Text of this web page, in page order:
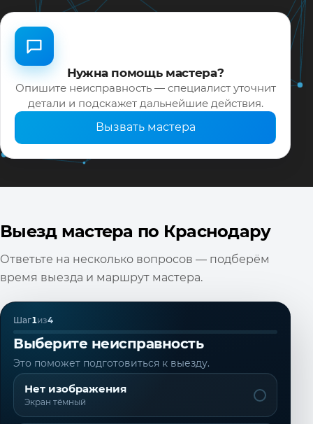
Нужна помощь мастера?
Опишите неисправность — специалист уточнит
детали и подскажет дальнейшие действия.
Вызвать мастера
Выезд мастера по Краснодару
Ответьте на несколько вопросов — подберём
время выезда и маршрут мастера.
Шаг1из4
Выберите неисправность
Это поможет подготовиться к выезду.
Нет изображения
Экран тёмный